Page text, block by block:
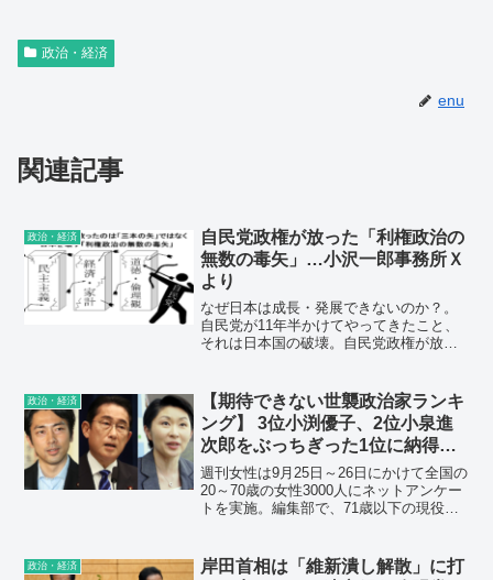
政治・経済
enu
関連記事
政治・経済
自民党政権が放った「利権政治の
無数の毒矢」…小沢一郎事務所Ｘ
より
なぜ日本は成長・発展できないのか？。
自民党が11年半かけてやってきたこと、
それは日本国の破壊。自民党政権が放っ
「ブラック職場」 給特法を廃止して残
業代を出すか、人を増やすか。
政治・経済
【期待できない世襲政治家ランキ
ング】 3位小渕優子、2位小泉進
次郎をぶっちぎった1位に納得の
声「まさに悪政」「増税ばっか
り」「岸田政権に殺される」
週刊女性は9月25日～26日にかけて全国の
20～70歳の女性3000人にネットアンケー
トを実施。編集部で、71歳以下の現役の
政治・経済
岸田首相は「維新潰し解散」に打